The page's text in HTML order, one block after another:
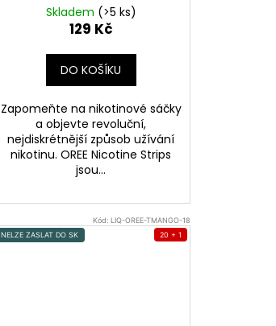
Skladem (>5 ks)
129 Kč
DO KOŠÍKU
Zapomeňte na nikotinové sáčky
a objevte revoluční,
nejdiskrétnější způsob užívání
nikotinu. OREE Nicotine Strips
jsou...
Kód: LIQ-OREE-TMANGO-18
NELZE ZASLAT DO SK
20 + 1